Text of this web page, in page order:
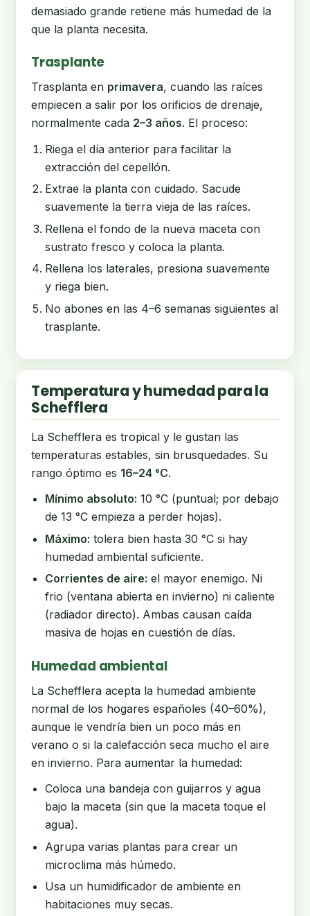
demasiado grande retiene más humedad de la
que la planta necesita.
Trasplante
Trasplanta en primavera, cuando las raíces
empiecen a salir por los orificios de drenaje,
normalmente cada 2–3 años. El proceso:
Riega el día anterior para facilitar la
extracción del cepellón.
Extrae la planta con cuidado. Sacude
suavemente la tierra vieja de las raíces.
Rellena el fondo de la nueva maceta con
sustrato fresco y coloca la planta.
Rellena los laterales, presiona suavemente
y riega bien.
No abones en las 4–6 semanas siguientes al
trasplante.
Temperatura y humedad para la
Schefflera
La Schefflera es tropical y le gustan las
temperaturas estables, sin brusquedades. Su
rango óptimo es 16–24 °C.
Mínimo absoluto: 10 °C (puntual; por debajo
de 13 °C empieza a perder hojas).
Máximo: tolera bien hasta 30 °C si hay
humedad ambiental suficiente.
Corrientes de aire: el mayor enemigo. Ni
frio (ventana abierta en invierno) ni caliente
(radiador directo). Ambas causan caída
masiva de hojas en cuestión de días.
Humedad ambiental
La Schefflera acepta la humedad ambiente
normal de los hogares españoles (40–60%),
aunque le vendría bien un poco más en
verano o si la calefacción seca mucho el aire
en invierno. Para aumentar la humedad:
Coloca una bandeja con guijarros y agua
bajo la maceta (sin que la maceta toque el
agua).
Agrupa varias plantas para crear un
microclima más húmedo.
Usa un humidificador de ambiente en
habitaciones muy secas.